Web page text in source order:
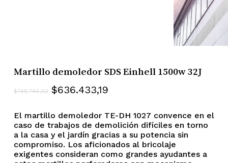
Martillo demoledor SDS Einhell 1500w 32J
$748.744,93 El
original
era:
$748.744,93.
$636.433,19El
actual
es:
$636.433,19.
El martillo demoledor TE-DH 1027 convence en el
caso de trabajos de demolición difíciles en torno
a la casa y el jardín gracias a su potencia sin
compromiso. Los aficionados al bricolaje
exigentes consideran como grandes ayudantes a